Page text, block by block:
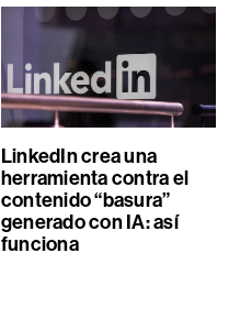
LinkedIn crea una
herramienta contra el
contenido “basura”
generado con IA: así
funciona